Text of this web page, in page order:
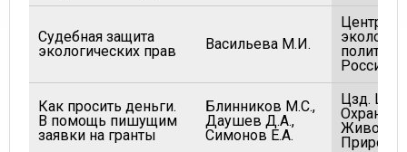
Судебная защита
экологических прав
Васильева М.И.
Центр
политики
России
Как просить деньги.
В помощь пишущим
заявки на гранты
Блинников М.С.,
Даушев Д.А.,
Симонов Е.А.
Цзд.
Охраны
Живой
Природы